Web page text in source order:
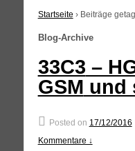
Startseite › Beiträge
Blog-Archive
33C3 –
GSM und
Posted on 17/12/2016
Kommentare ↓